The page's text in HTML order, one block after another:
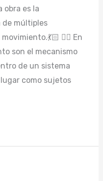
obra es la
de múltiples
👉🏽 En
son el mecanismo
de un sistema
como sujetos